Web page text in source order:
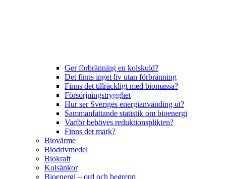
Ger förbränning en kolskuld?
Det finns inget liv utan förbränning
Finns det tillräckligt med biomassa?
Försörjningstrygghet
Hur ser Sveriges energianvänding ut?
Sammanfattande statistik om bioenergi
Varför behöves reduktionsplikten?
Finns det mark?
Biovärme
Biodrivmedel
Biokraft
Kolsänkor
Bioenergi – ord och begrepp